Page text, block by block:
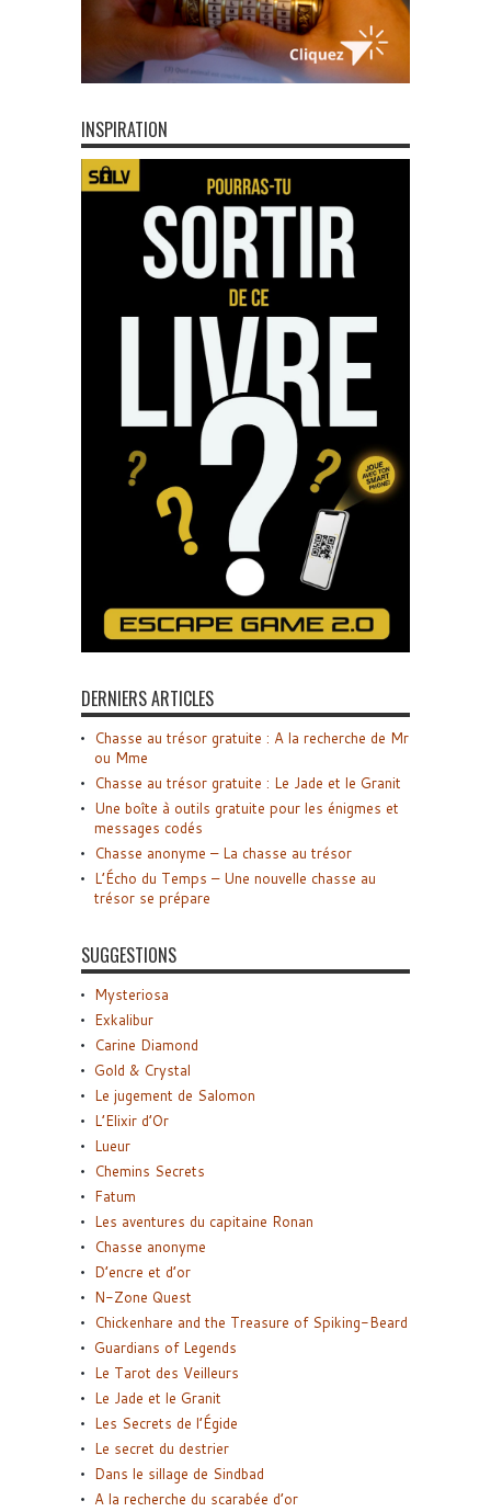
INSPIRATION
DERNIERS ARTICLES
Chasse au trésor gratuite : A la recherche de Mr
ou Mme
Chasse au trésor gratuite : Le Jade et le Granit
Une boîte à outils gratuite pour les énigmes et
messages codés
Chasse anonyme – La chasse au trésor
L’Écho du Temps – Une nouvelle chasse au
trésor se prépare
SUGGESTIONS
Mysteriosa
Exkalibur
Carine Diamond
Gold & Crystal
Le jugement de Salomon
L’Elixir d’Or
Lueur
Chemins Secrets
Fatum
Les aventures du capitaine Ronan
Chasse anonyme
D’encre et d’or
N-Zone Quest
Chickenhare and the Treasure of Spiking-Beard
Guardians of Legends
Le Tarot des Veilleurs
Le Jade et le Granit
Les Secrets de l’Égide
Le secret du destrier
Dans le sillage de Sindbad
A la recherche du scarabée d’or